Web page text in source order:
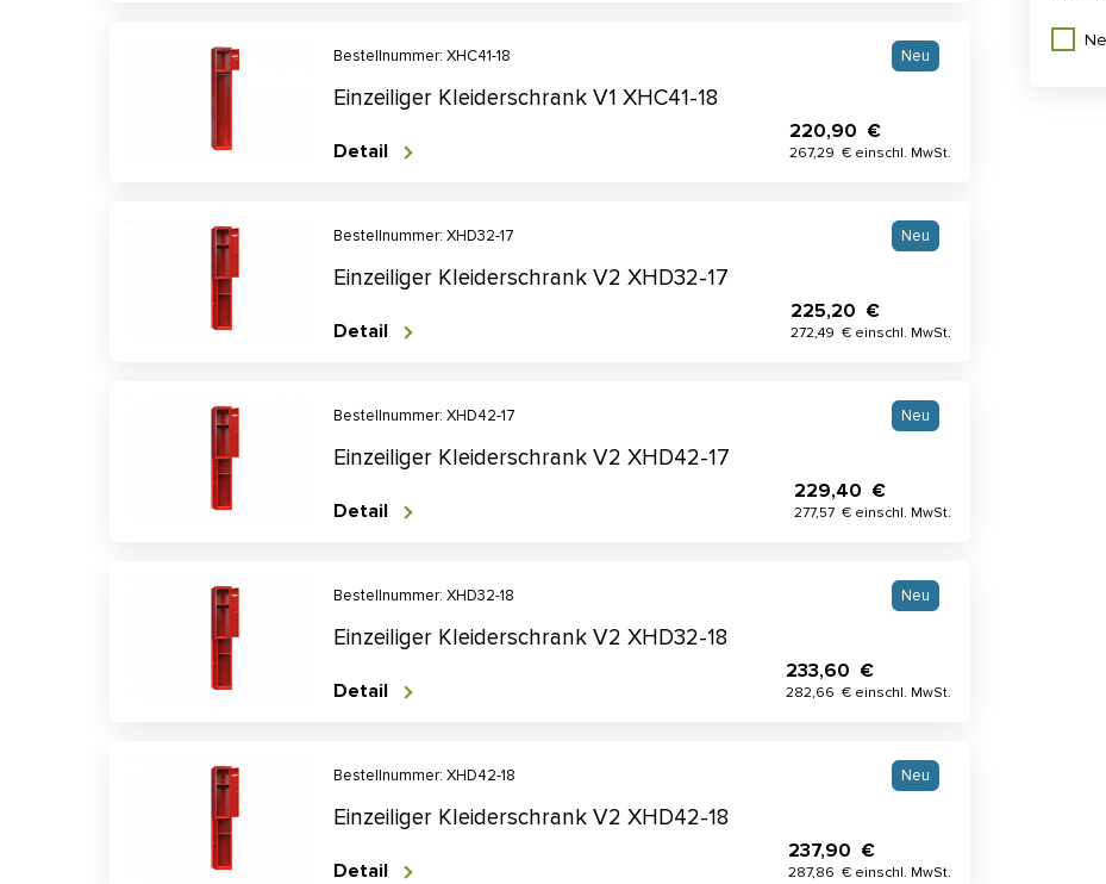
Bestellnummer: XHC41-18 Neu
Einzeiliger Kleiderschrank V1 XHC41-18
220,90 €
267,29 € einschl. MwSt.
Detail
Bestellnummer: XHD32-17 Neu
Einzeiliger Kleiderschrank V2 XHD32-17
225,20 €
272,49 € einschl. MwSt.
Detail
Bestellnummer: XHD42-17 Neu
Einzeiliger Kleiderschrank V2 XHD42-17
229,40 €
277,57 € einschl. MwSt.
Detail
Bestellnummer: XHD32-18 Neu
Einzeiliger Kleiderschrank V2 XHD32-18
233,60 €
282,66 € einschl. MwSt.
Detail
Bestellnummer: XHD42-18 Neu
Einzeiliger Kleiderschrank V2 XHD42-18
237,90 €
287,86 € einschl. MwSt.
Detail